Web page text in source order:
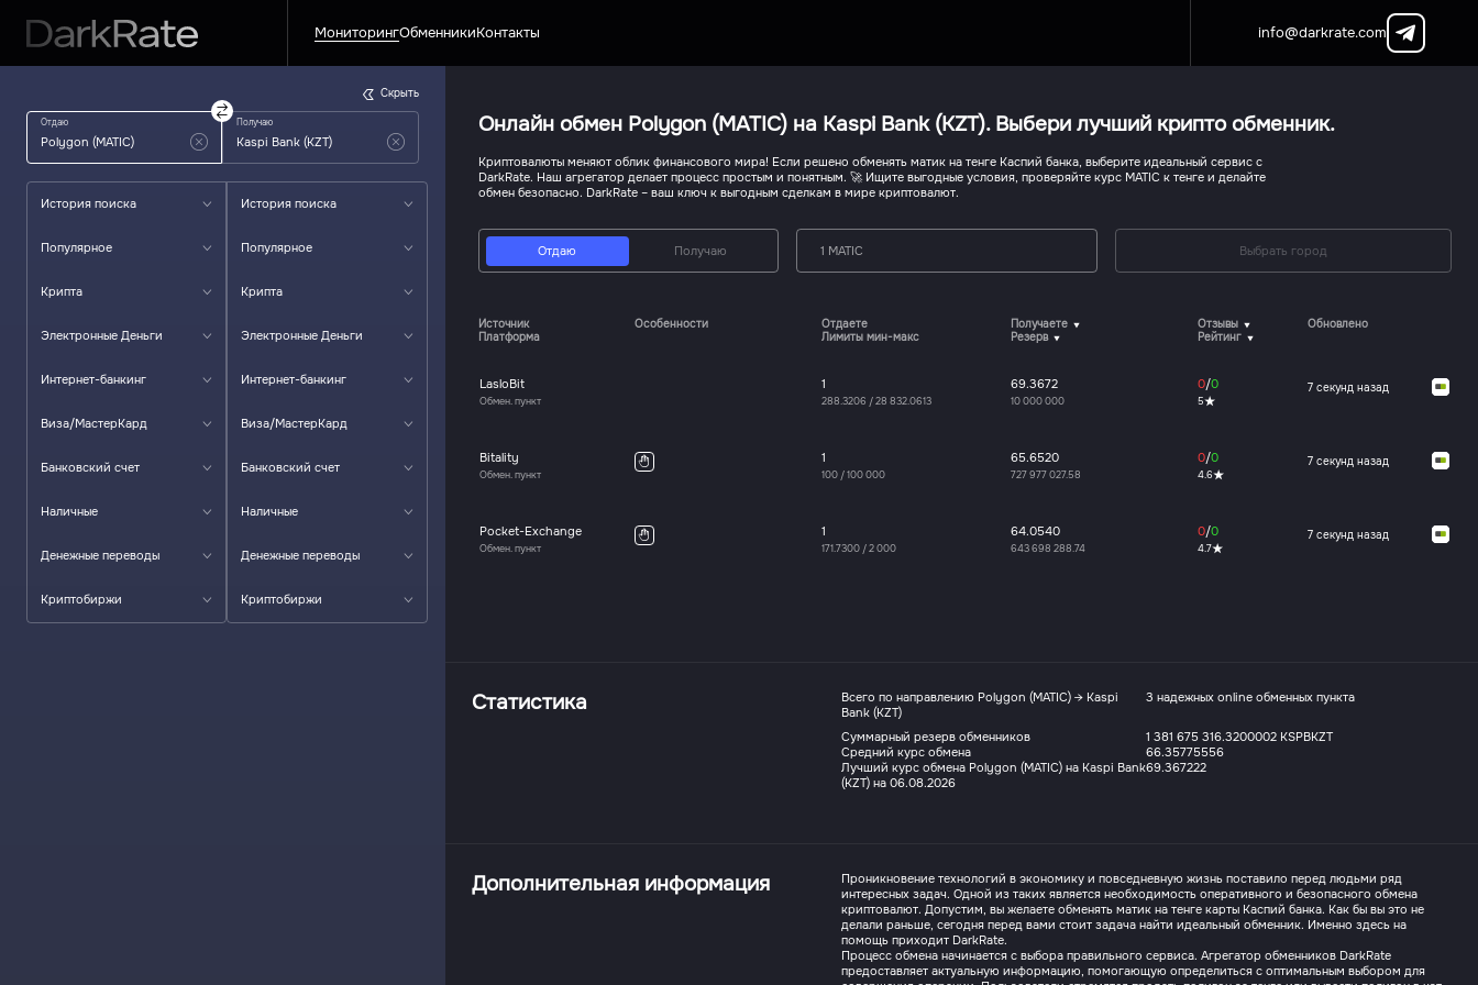
МониторингОбменникиКонтакты info@darkrate.com
Отдаю Получаю
История поиска
Популярное
Крипта
Электронные Деньги
Интернет-банкинг
Виза/МастерКард
Банковский счет
Наличные
Денежные переводы
Криптобиржи
История поиска
Популярное
Крипта
Электронные Деньги
Интернет-банкинг
Виза/МастерКард
Банковский счет
Наличные
Денежные переводы
Криптобиржи
Скрыть
Онлайн обмен Polygon (MATIC) на Kaspi Bank (KZT). Выбери лучший крипто обменник.
Криптовалюты меняют облик финансового мира! Если решено обменять матик на тенге Каспий банка, выберите идеальный сервис с
DarkRate. Наш агрегатор делает процесс простым и понятным. 🚀 Ищите выгодные условия, проверяйте курс MATIC к тенге и делайте
обмен безопасно. DarkRate – ваш ключ к выгодным сделкам в мире криптовалют.
Отдаю Получаю 1 MATIC Выбрать город
Источник
Платформа
Особенности
Отдаете
Лимиты мин-макс
Получаете
Резерв
Отзывы
Рейтинг
Обновлено
LasloBit
Обмен. пункт
1
288.3206 /28 832.0613
69.3672
10 000 000
0/0
5
7 секунд назад
Bitality
Обмен. пункт
1
100 /100 000
65.6520
727 977 027.58
0/0
4.6
7 секунд назад
Pocket-Exchange
Обмен. пункт
1
171.7300 /2 000
64.0540
643 698 288.74
0/0
4.7
7 секунд назад
Статистика
Всего по направлению Polygon (MATIC) → Kaspi
Bank (KZT)
3 надежных online обменных пункта
Суммарный резерв обменников
1 381 675 316.3200002 KSPBKZT
Средний курс обмена
66.35775556
Лучший курс обмена Polygon (MATIC) на Kaspi Bank
(KZT) на 06.08.2026
69.367222
Дополнительная информация
Проникновение технологий в экономику и повседневную жизнь поставило перед людьми ряд
интересных задач. Одной из таких является необходимость оперативного и безопасного обмена
криптовалют. Допустим, вы желаете обменять матик на тенге карты Каспий банка. Как бы вы это не
делали раньше, сегодня перед вами стоит задача найти идеальный обменник. Именно здесь на
помощь приходит DarkRate.
Процесс обмена начинается с выбора правильного сервиса. Агрегатор обменников DarkRate
предоставляет актуальную информацию, помогающую определиться с оптимальным выбором для